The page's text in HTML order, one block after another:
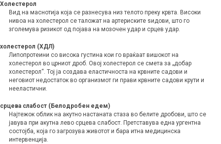
Холестерол
Вид на маснотија која се разнесува низ телото преку крвта. Високи
нивоа на холестерол се таложат на артериските ѕидови, што го
зголемува ризикот од појава на мозочен удар и срцев удар.
холестерол (ХДЛ)
Липопротеини со висока густина кои го враќаат вишокот на
холестерол во црниот дроб. Овој холестерол се смета за „добар
холестерол“. Тој ја создава еластичноста на крвните садови и
неговиот недостаток во организмот ги прави крвните садови крути и
нееластични.
срцева слабост (Белодробен едем)
Најтежок облик на акутно настаната стаза во белите дробови, што се
јавува при акутна лево срцева слабост. Претставува една ургентна
состојба, која го загрозува животот и бара итна медицинска
интервенција.